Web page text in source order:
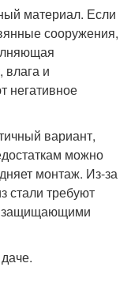
материал. Если
сооружения,
влага и
негативное
вариант,
можно
монтаж. Из-за
стали требуют
защищающими